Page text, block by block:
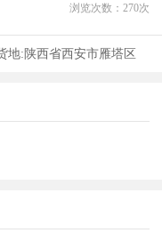
浏览次数： 270次
地:陕西省西安市雁塔区